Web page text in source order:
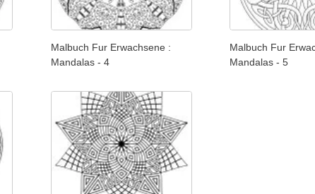
Malbuch Fur Erwachsene :
Mandalas - 4
Malbuch Fur
Mandalas - 5